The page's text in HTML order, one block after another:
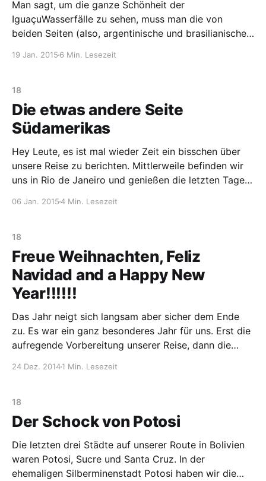
Man sagt, um die ganze Schönheit der
IguaçuWasserfälle zu sehen, muss man die von
beiden Seiten (also, argentinische und brasilianische)
brasilianische Seite. Nach
19 Jan. 2015 6 Min. Lesezeit
18
Die etwas andere Seite
Südamerikas
Hey Leute, es ist mal wieder Zeit ein bisschen über
unsere Reise zu berichten. Mittlerweile befinden wir
uns in Rio de Janeiro und genießen die letzten Tage
06 Jan. 20154 Min. Lesezeit
18
Freue Weihnachten, Feliz
Navidad and a Happy New
Year!!!!!!
Das Jahr neigt sich langsam aber sicher dem Ende
zu. Es war ein ganz besonderes Jahr für uns. Erst die
aufregende Vorbereitung unserer Reise, dann die
unaufhörlich
24 Dez. 20141 Min. Lesezeit
18
Der Schock von Potosi
Die letzten drei Städte auf unserer Route in Bolivien
waren Potosi, Sucre und Santa Cruz. In der
ehemaligen Silberminenstadt Potosi haben wir die